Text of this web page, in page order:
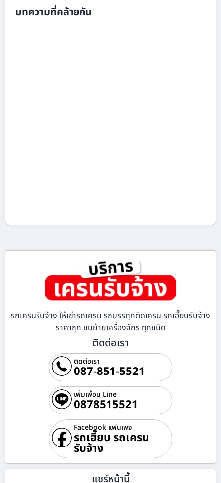
บทความที่คล้ายกัน
รถเครนรับจ้าง ให้เช่ารถเครน รถบรรทุกติดเครน รถเฮี๊ยบรับจ้าง
ราคาถูก ขนย้ายเครื่องจักร ทุกชนิด
ติดต่อเรา
ติดต่อเรา
087-851-5521
เพิ่มเพื่อน Line
0878515521
Facebook แฟนเพจ
รถเฮี๊ยบ รถเครน
รับจ้าง
แชร์หน้านี้